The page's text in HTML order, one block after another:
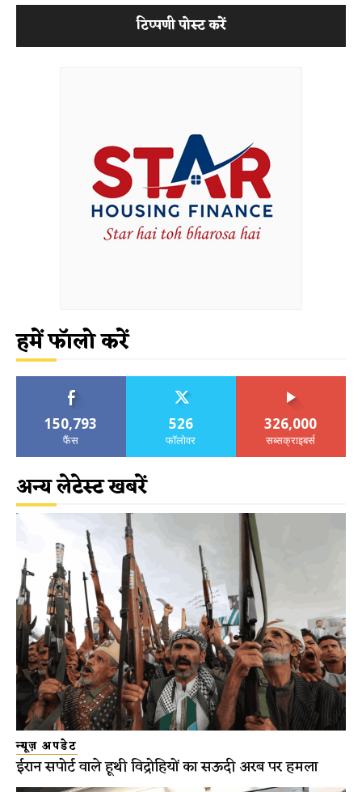
हमें फॉलो करें
150,793
फैंस
526
फॉलोवर
326,000
सब्सक्राइबर्स
अन्य लेटेस्ट खबरें
न्यूज़ अपडेट
ईरान सपोर्ट वाले हूथी विद्रोहियों का सऊदी अरब पर हमला